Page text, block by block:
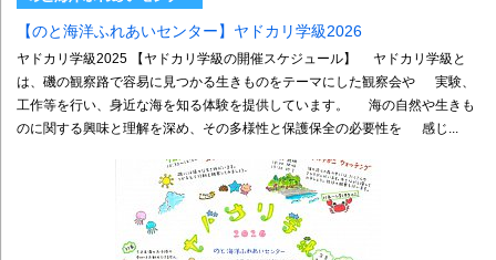
【のと海洋ふれあいセンター】ヤドカリ学級2026
ヤドカリ学級2025 【ヤドカリ学級の開催スケジュール】 ヤドカリ学級と
は、磯の観察路で容易に見つかる生きものをテーマにした観察会や 実験、
工作等を行い、身近な海を知る体験を提供しています。 海の自然や生きも
のに関する興味と理解を深め、その多様性と保護保全の必要性を 感じ...